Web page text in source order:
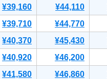
¥39,160 ¥44,110
¥39,710 ¥44,770
¥40,370 ¥45,430
¥40,920 ¥46,200
¥41,580 ¥46,860